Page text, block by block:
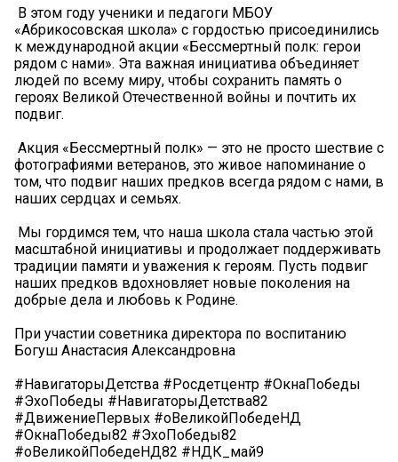
️️ В этом году ученики и педагоги МБОУ
«Абрикосовская школа» с гордостью присоединились
к международной акции «Бессмертный полк: герои
рядом с нами». Эта важная инициатива объединяет
людей по всему миру, чтобы сохранить память о
героях Великой Отечественной войны и почтить их
подвиг.
️ Акция «Бессмертный полк» — это не просто шествие с
фотографиями ветеранов, это живое напоминание о
том, что подвиг наших предков всегда рядом с нами, в
наших сердцах и семьях.
️️ Мы гордимся тем, что наша школа стала частью этой
масштабной инициативы и продолжает поддерживать
традиции памяти и уважения к героям. Пусть подвиг
наших предков вдохновляет новые поколения на
добрые дела и любовь к Родине.
При участии советника директора по воспитанию
Богуш Анастасия Александровна
#НавигаторыДетства #Росдетцентр #ОкнаПобеды
#ЭхоПобеды #НавигаторыДетства82
#ДвижениеПервых #оВеликойПобедеНД
#ОкнаПобеды82 #ЭхоПобеды82
#оВеликойПобедеНД82 #НДК_май9